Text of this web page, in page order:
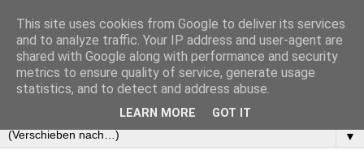
▼
This site uses cookies from Google to deliver its services
and to analyze traffic. Your IP address and user-agent are
shared with Google along with performance and security
metrics to ensure quality of service, generate usage
statistics, and to detect and address abuse.
LEARN MORE GOT IT